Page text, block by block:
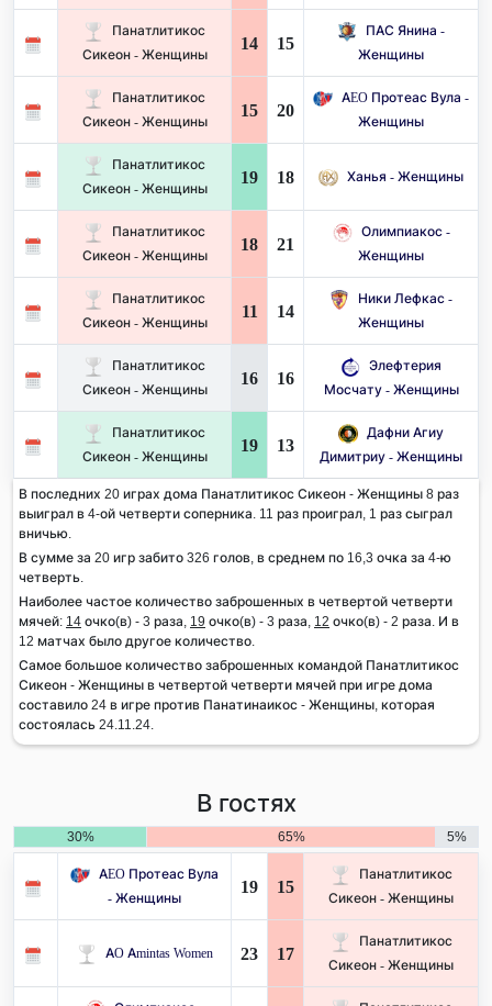
Панатлитикос
Сикеон - Женщины
14 15
ПАС Янина -
Женщины
Панатлитикос
Сикеон - Женщины
15 20
AEO Протеас Вула -
Женщины
Панатлитикос
Сикеон - Женщины
19 18 Ханья - Женщины
Панатлитикос
Сикеон - Женщины
18 21
Олимпиакос -
Женщины
Панатлитикос
Сикеон - Женщины
11 14
Ники Лефкас -
Женщины
Панатлитикос
Сикеон - Женщины
16 16
Элефтерия
Мосчату - Женщины
Панатлитикос
Сикеон - Женщины
19 13
Дафни Агиу
Димитриу - Женщины
В последних 20 играх дома Панатлитикос Сикеон - Женщины 8 раз
выиграл в 4-ой четверти соперника. 11 раз проиграл, 1 раз сыграл
вничью.
В сумме за 20 игр забито 326 голов, в среднем по 16,3 очка за 4-ю
четверть.
Наиболее частое количество заброшенных в четвертой четверти
мячей: 14 очко(в) - 3 раза, 19 очко(в) - 3 раза, 12 очко(в) - 2 раза. И в
12 матчах было другое количество.
Самое большое количество заброшенных командой Панатлитикос
Сикеон - Женщины в четвертой четверти мячей при игре дома
составило 24 в игре против Панатинаикос - Женщины, которая
состоялась 24.11.24.
В гостях
30% 65% 5%
AEO Протеас Вула
- Женщины
19 15
Панатлитикос
Сикеон - Женщины
AO Amintas Women 23 17
Панатлитикос
Сикеон - Женщины